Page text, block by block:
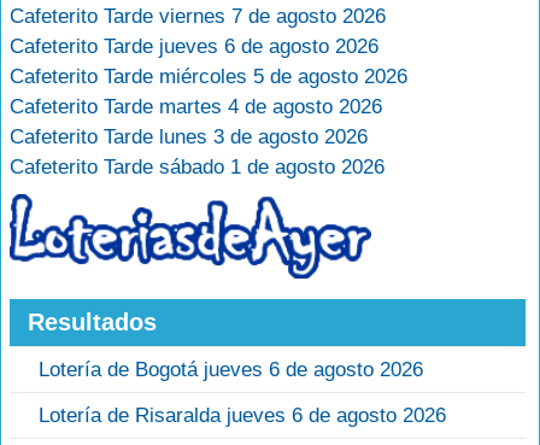
Cafeterito Tarde viernes 7 de agosto 2026
Cafeterito Tarde jueves 6 de agosto 2026
Cafeterito Tarde miércoles 5 de agosto 2026
Cafeterito Tarde martes 4 de agosto 2026
Cafeterito Tarde lunes 3 de agosto 2026
Cafeterito Tarde sábado 1 de agosto 2026
Resultados
Lotería de Bogotá jueves 6 de agosto 2026
Lotería de Risaralda jueves 6 de agosto 2026